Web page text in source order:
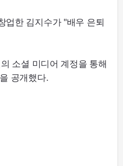
업한 김지수가 "배우 은퇴
소셜 미디어 계정을 통해
공개했다.